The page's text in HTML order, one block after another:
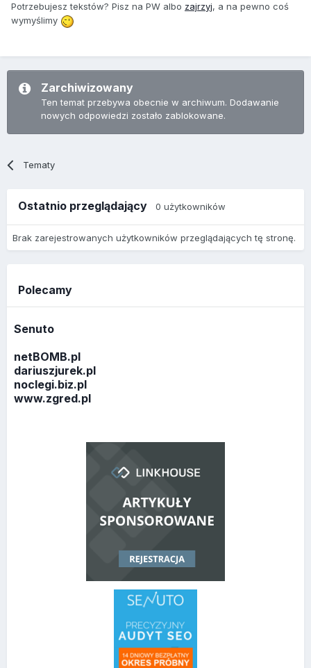
Potrzebujesz tekstów? Pisz na PW albo zajrzyj, a na pewno coś
wymyślimy
Zarchiwizowany
Ten temat przebywa obecnie w archiwum. Dodawanie
nowych odpowiedzi zostało zablokowane.
Tematy
Ostatnio przeglądający 0 użytkowników
Brak zarejestrowanych użytkowników przeglądających tę stronę.
Polecamy
Senuto
netBOMB.pl
dariuszjurek.pl
noclegi.biz.pl
www.zgred.pl